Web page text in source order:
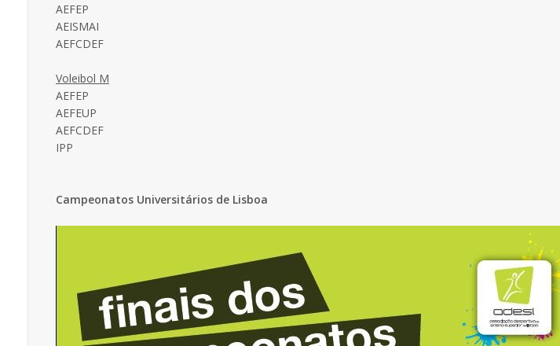
AEFEP
AEISMAI
AEFCDEF
Voleibol M
AEFEP
AEFEUP
AEFCDEF
IPP
Campeonatos Universitários de Lisboa